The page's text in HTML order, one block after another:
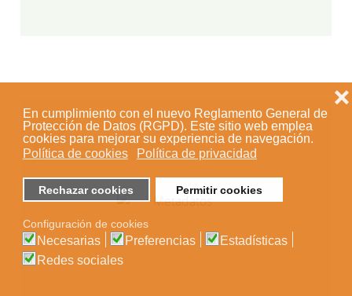
En cumplimiento con el nuevo Reglamento General de
Protección de Datos (RGPD). Este sitio web emplea
cookies para mejorar su experiencia de navegación.
Política de cookies
Política de privacidad
Rechazar cookies Permitir cookies
❌
Configuración de cookies
Necesarias Preferencias
Estadísticas
Redes sociales